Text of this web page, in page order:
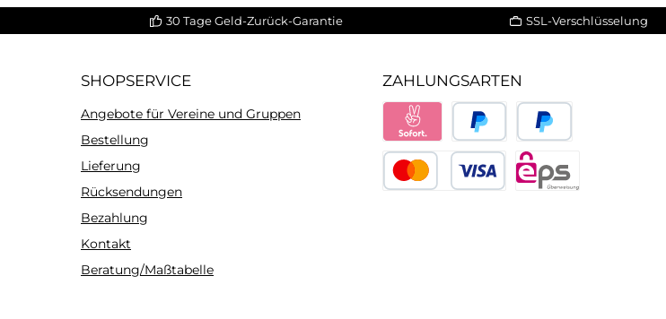
30 Tage Geld-Zurück-Garantie SSL-Verschlüsselung
SHOPSERVICE
Angebote für Vereine und Gruppen
Bestellung
Lieferung
Rücksendungen
Bezahlung
Kontakt
Beratung/Maßtabelle
ZAHLUNGSARTEN
PayPal Später bezahlen
Sofort